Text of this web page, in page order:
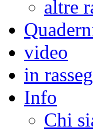
altre
video
in
Info
Chi